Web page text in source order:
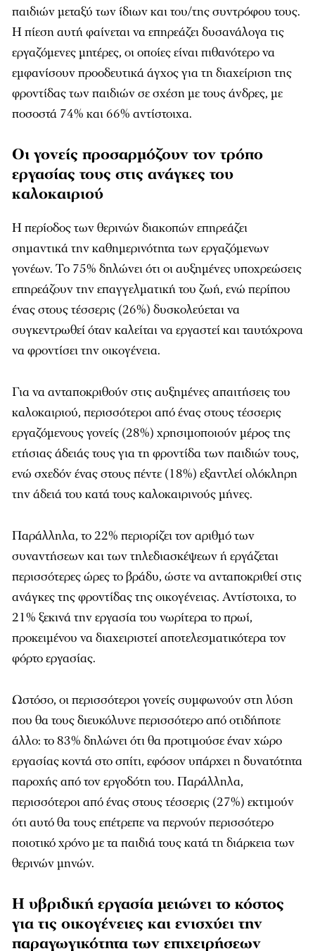
παιδιών μεταξύ των ίδιων και του/της συντρόφου τους.
Η πίεση αυτή φαίνεται να επηρεάζει δυσανάλογα τις
εργαζόμενες μητέρες, οι οποίες είναι πιθανότερο να
εμφανίσουν προοδευτικά άγχος για τη διαχείριση της
φροντίδας των παιδιών σε σχέση με τους άνδρες, με
ποσοστά 74% και 66% αντίστοιχα.
Οι γονείς προσαρμόζουν τον τρόπο
εργασίας τους στις ανάγκες του
καλοκαιριού
Η περίοδος των θερινών διακοπών επηρεάζει
σημαντικά την καθημερινότητα των εργαζόμενων
γονέων. Το 75% δηλώνει ότι οι αυξημένες υποχρεώσεις
επηρεάζουν την επαγγελματική του ζωή, ενώ περίπου
ένας στους τέσσερις (26%) δυσκολεύεται να
συγκεντρωθεί όταν καλείται να εργαστεί και ταυτόχρονα
να φροντίσει την οικογένεια.
Για να ανταποκριθούν στις αυξημένες απαιτήσεις του
καλοκαιριού, περισσότεροι από ένας στους τέσσερις
εργαζόμενους γονείς (28%) χρησιμοποιούν μέρος της
ετήσιας άδειάς τους για τη φροντίδα των παιδιών τους,
ενώ σχεδόν ένας στους πέντε (18%) εξαντλεί ολόκληρη
την άδειά του κατά τους καλοκαιρινούς μήνες.
Παράλληλα, το 22% περιορίζει τον αριθμό των
συναντήσεων και των τηλεδιασκέψεων ή εργάζεται
περισσότερες ώρες το βράδυ, ώστε να ανταποκριθεί στις
ανάγκες της φροντίδας της οικογένειας. Αντίστοιχα, το
21% ξεκινά την εργασία του νωρίτερα το πρωί,
προκειμένου να διαχειριστεί αποτελεσματικότερα τον
φόρτο εργασίας.
Ωστόσο, οι περισσότεροι γονείς συμφωνούν στη λύση
που θα τους διευκόλυνε περισσότερο από οτιδήποτε
άλλο: το 83% δηλώνει ότι θα προτιμούσε έναν χώρο
εργασίας κοντά στο σπίτι, εφόσον υπάρχει η δυνατότητα
παροχής από τον εργοδότη του. Παράλληλα,
περισσότεροι από ένας στους τέσσερις (27%) εκτιμούν
ότι αυτό θα τους επέτρεπε να περνούν περισσότερο
ποιοτικό χρόνο με τα παιδιά τους κατά τη διάρκεια των
θερινών μηνών.
Η υβριδική εργασία μειώνει το κόστος
για τις οικογένειες και ενισχύει την
παραγωγικότητα των επιχειρήσεων